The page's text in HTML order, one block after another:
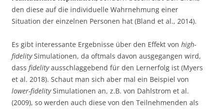
den diese auf die individuelle Wahrnehmung einer
Situation der einzelnen Personen hat (Bland et al., 2014).
Es gibt interessante Ergebnisse über den Effekt von high-
fidelitySimulationen, da oftmals davon ausgegangen wird,
dass fidelityausschlaggebend für den Lernerfolg ist (Myers
et al. 2018). Schaut man sich aber mal ein Beispiel von
lower-fidelitySimulationen an, z.B. von Dahlstrom et al.
(2009), so werden auch diese von den Teilnehmenden als